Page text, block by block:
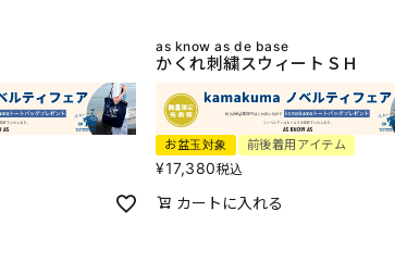
as know as de base
かくれ刺繍スウィートＳＨ
お盆玉対象 前後着用アイテム
¥17,380税込
カートに入れる